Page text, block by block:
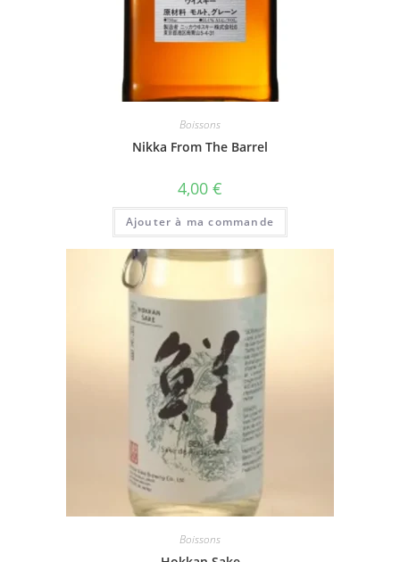
Boissons
Nikka From The Barrel
4,00 €
Ajouter à ma commande
Boissons